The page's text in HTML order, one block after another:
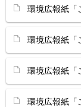
環境広報紙「
環境広報紙「
環境広報紙「
環境広報紙「